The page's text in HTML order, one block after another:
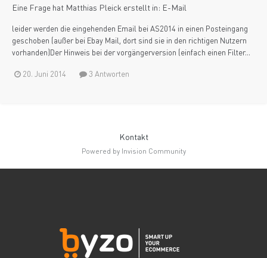
Eine Frage hat Matthias Pleick erstellt in: E-Mail
leider werden die eingehenden Email bei AS2014 in einen Posteingang
geschoben (außer bei Ebay Mail, dort sind sie in den richtigen Nutzern
vorhanden)Der Hinweis bei der vorgängerversion (einfach einen Filter...
20. Juni 2014 3 Antworten
Kontakt
Powered by Invision Community